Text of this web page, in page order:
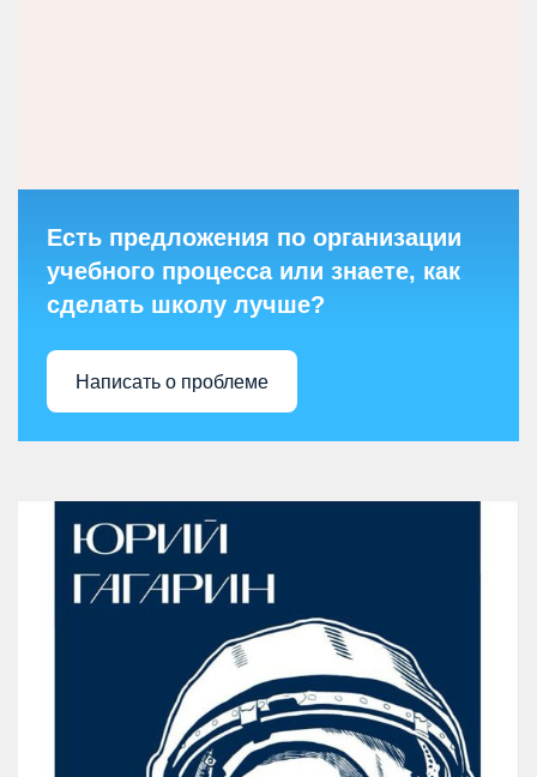
Есть предложения по организации
учебного процесса или знаете, как
сделать школу лучше?
Написать о проблеме